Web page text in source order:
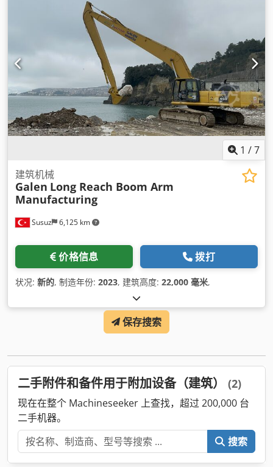
1 /7
Susuz 6,125 km
建筑机械
Galen Long Reach Boom Arm
Manufacturing
价格信息 拨打
状况: 新的, 制造年份: 2023, 建筑高度: 22,000 毫米,
保存搜索
二手附件和备件用于附加设备（建筑） (2)
现在在整个 Machineseeker 上查找，超过 200,000 台
二手机器。
搜索